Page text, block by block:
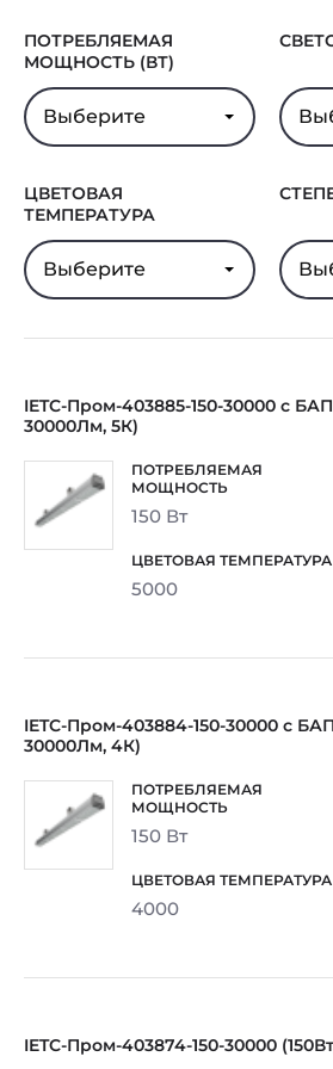
ПОТРЕБЛЯЕМАЯ
МОЩНОСТЬ (ВТ)
Выберите
ЦВЕТОВАЯ
ТЕМПЕРАТУРА
Выберите
IETC-Пром-403885-150-30000 с БАП
30000Лм, 5К)
150 Вт
5000
IETC-Пром-403884-150-30000 с БАП
30000Лм, 4К)
150 Вт
4000
IETC-Пром-403874-150-30000